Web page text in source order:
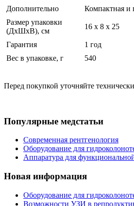
Дополнительно
Компактная и
Размер упаковки
(ДхШхВ), см
16 x 8 x 25
Гарантия
1 год
Вес в упаковке, г
540
Перед покупкой уточняйте
Популярные медстатьи
Современная рентгенология
Оборудование для
Аппаратура для
Новая информация
Оборудование для
Возможности УЗИ в